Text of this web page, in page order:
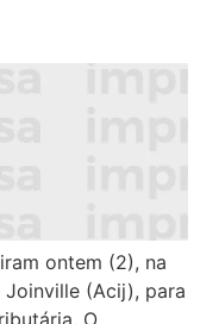
ontem (2), na
Joinville (Acij), para